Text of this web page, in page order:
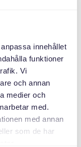
innehållet
funktioner
Vi
och annan
medier och
med.
med annan
som de har